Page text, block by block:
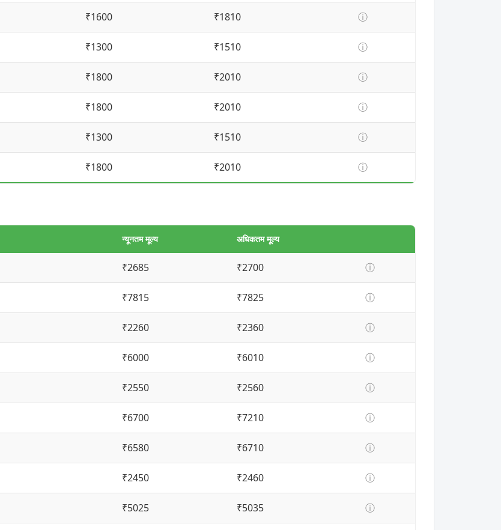
₹1600 ₹1810 ⓘ
₹1300 ₹1510 ⓘ
₹1800 ₹2010 ⓘ
₹1800 ₹2010 ⓘ
₹1300 ₹1510 ⓘ
₹1800 ₹2010 ⓘ
न्यूनतम मूल्य अधिकतम मूल्य
₹2685 ₹2700 ⓘ
₹7815 ₹7825 ⓘ
₹2260 ₹2360 ⓘ
₹6000 ₹6010 ⓘ
₹2550 ₹2560 ⓘ
₹6700 ₹7210 ⓘ
₹6580 ₹6710 ⓘ
₹2450 ₹2460 ⓘ
₹5025 ₹5035 ⓘ